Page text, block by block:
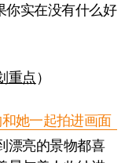
你实在没有什么好
重点）
她一起拍进画面
亮的景物都喜